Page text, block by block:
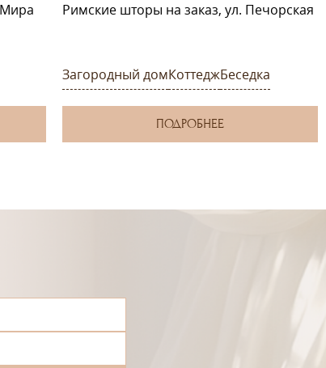
Римские шторы на заказ, ул. Печорская
Загородный домКоттеджБеседка
ПОДРОБНЕЕ